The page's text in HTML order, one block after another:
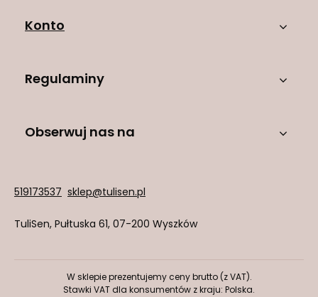
Konto
Regulaminy
Obserwuj nas na
519173537 sklep@tulisen.pl
TuliSen, Pułtuska 61, 07-200 Wyszków
W sklepie prezentujemy ceny brutto (z VAT).
Stawki VAT dla konsumentów z kraju: Polska.